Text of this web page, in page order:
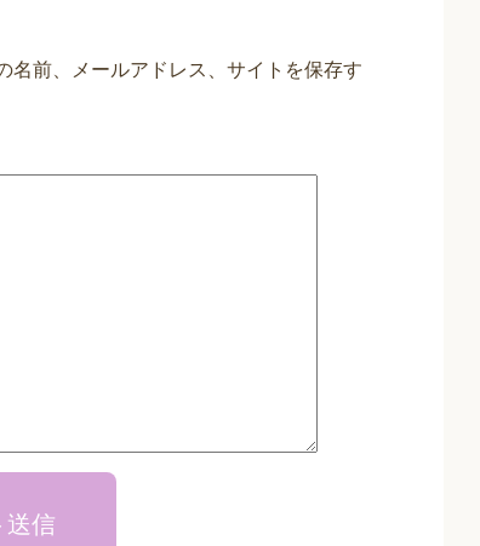
名前、メールアドレス、サイトを保存す
送信